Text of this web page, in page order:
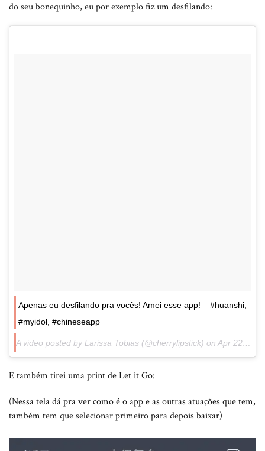
do seu bonequinho, eu por exemplo fiz um desfilando:
Apenas eu desfilando pra vocês! Amei esse app! – #huanshi,
#myidol, #chineseapp
A video posted by Larissa Tobias (@cherrylipstick) on Apr 22, 2015 at 4:14pm PDT
E também tirei uma print de Let it Go:
(Nessa tela dá pra ver como é o app e as outras atuações que tem,
também tem que selecionar primeiro para depois baixar)